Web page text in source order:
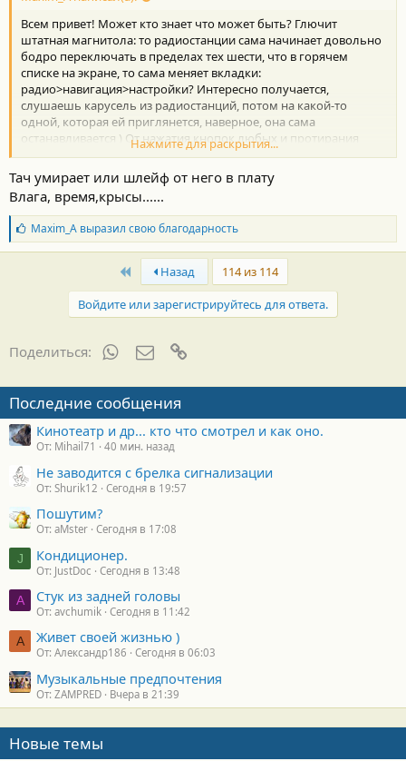
Всем привет! Может кто знает что может быть? Глючит
штатная магнитола: то радиостанции сама начинает довольно
бодро переключать в пределах тех шести, что в горячем
списке на экране, то сама меняет вкладки:
радио>навигация>настройки? Интересно получается,
слушаешь карусель из радиостанций, потом на какой-то
одной, которая ей приглянется, наверное, она сама
останавливается ) От нажатия кнопок любых и протирания
экрана ничего не меняется ((
Нажмите для раскрытия...
Тач умирает или шлейф от него в плату
Влага, время,крысы......
Б
л
а
о
т
и
:
Maxim_Aвыразил свою благодарность
First Назад
114 из 114
Войдите или зарегистрируйтесь для ответа.
Поделиться: WhatsAppЭлектронная почта
Последние сообщения
Кинотеатр и др... кто что смотрел и как оно.
От: Mihail71 40 мин. назад
Не заводится с брелка сигнализации
От: Shurik12 Сегодня в 19:57
Пошутим?
От: aMster Сегодня в 17:08
J Кондиционер.
От: JustDoc Сегодня в 13:48
A Стук из задней головы
От: avchumik Сегодня в 11:42
А Живет своей жизнью )
От: Александр186 Сегодня в 06:03
Музыкальные предпочтения
От: ZAMPRED Вчера в 21:39
Новые темы